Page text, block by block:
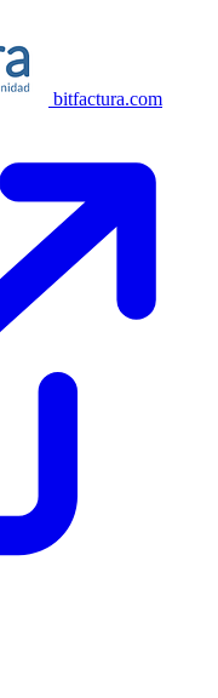
bitfactura.com